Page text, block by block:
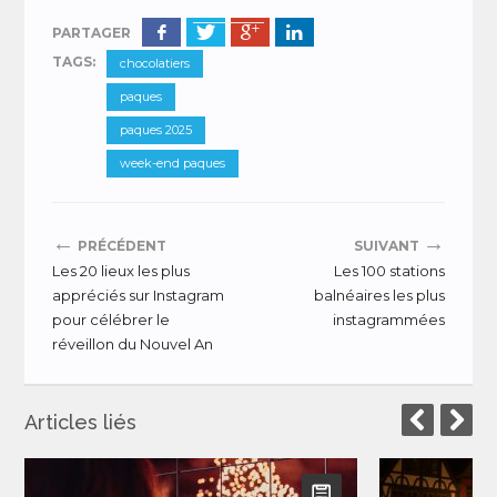
PARTAGER
TAGS:
chocolatiers
paques
paques 2025
week-end paques
← PRÉCÉDENT
Les 20 lieux les plus
appréciés sur Instagram
pour célébrer le
réveillon du Nouvel An
SUIVANT →
Les 100 stations
balnéaires les plus
instagrammées
Articles liés